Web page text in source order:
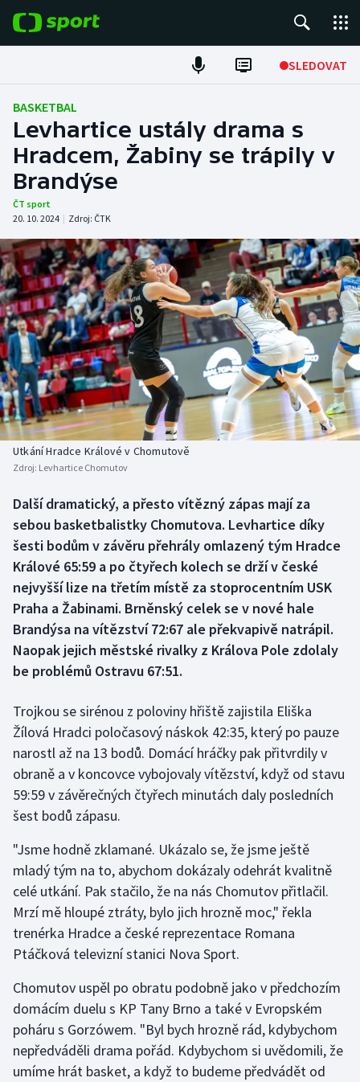
SLEDOVAT
Fotbal
Hokej
Tenis
Atletika
Cyklistika
DALŠÍ SPORTY
Americký fotbal
Baseball a softbal
Basketbal
Biatlon
Box
Curling
Dostihy
Florbal
Futsal
Golf
Gymnastika
Házená
Judo
Krasobruslení
Lezení
Lyže a snowboard
Moderní pětiboj
Motorsport
NEPŘEHLÉDNĚTE
Soutěže
Historické návraty
Aplikace ČT sport
BASKETBAL
Levhartice ustály drama s
Hradcem, Žabiny se trápily v
Brandýse
ČT sport
20. 10. 2024 | Zdroj: ČTK
Utkání Hradce Králové v Chomutově
Zdroj: Levhartice Chomutov
Další dramatický, a přesto vítězný zápas mají za
sebou basketbalistky Chomutova. Levhartice díky
šesti bodům v závěru přehrály omlazený tým Hradce
Králové 65:59 a po čtyřech kolech se drží v české
nejvyšší lize na třetím místě za stoprocentním USK
Praha a Žabinami. Brněnský celek se v nové hale
Brandýsa na vítězství 72:67 ale překvapivě natrápil.
Naopak jejich městské rivalky z Králova Pole zdolaly
be problémů Ostravu 67:51.
Trojkou se sirénou z poloviny hřiště zajistila Eliška
Žílová Hradci poločasový náskok 42:35, který po pauze
narostl až na 13 bodů. Domácí hráčky pak přitvrdily v
obraně a v koncovce vybojovaly vítězství, když od stavu
59:59 v závěrečných čtyřech minutách daly posledních
šest bodů zápasu.
"Jsme hodně zklamané. Ukázalo se, že jsme ještě
mladý tým na to, abychom dokázaly odehrát kvalitně
celé utkání. Pak stačilo, že na nás Chomutov přitlačil.
Mrzí mě hloupé ztráty, bylo jich hrozně moc," řekla
trenérka Hradce a české reprezentace Romana
Ptáčková televizní stanici Nova Sport.
Chomutov uspěl po obratu podobně jako v předchozím
domácím duelu s KP Tany Brno a také v Evropském
poháru s Gorzówem. "Byl bych hrozně rád, kdybychom
nepředváděli drama pořád. Kdybychom si uvědomili, že
umíme hrát basket, a když to budeme předvádět od